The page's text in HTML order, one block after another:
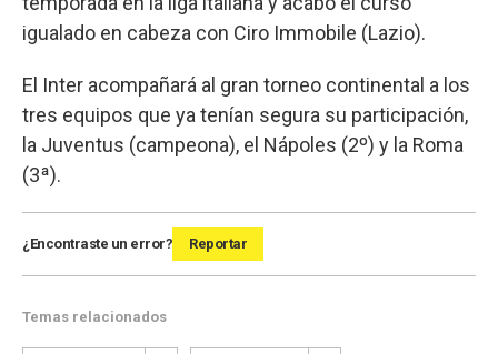
igualado en cabeza con Ciro Immobile (Lazio).
El Inter acompañará al gran torneo continental a los
tres equipos que ya tenían segura su participación,
la Juventus (campeona), el Nápoles (2º) y la Roma
(3ª).
¿Encontraste un error? Reportar
Temas relacionados